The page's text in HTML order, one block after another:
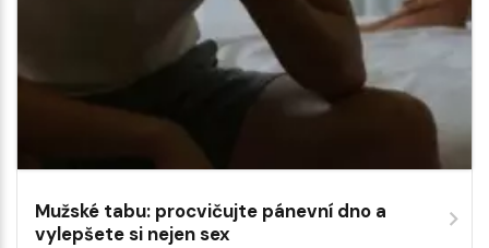
Mužské tabu: procvičujte pánevní dno a
vylepšete si nejen sex